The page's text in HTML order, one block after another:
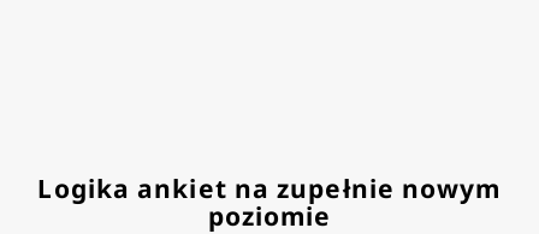
Logika ankiet na zupełnie nowym
poziomie